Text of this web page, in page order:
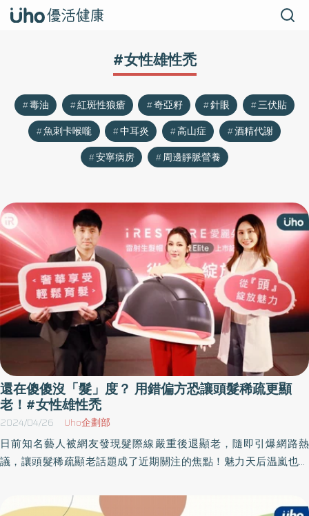
#女性雄性禿
毒油 紅斑性狼瘡 奇亞籽 針眼
三伏貼
魚刺卡喉嚨
中耳炎 高山症
酒精代謝
安寧病房
周邊靜脈營養
還在傻傻沒「髮」度？ 用錯偏方恐讓頭髮稀疏更顯
老！#女性雄性禿
2024/04/26 Uho企劃部
日前知名藝人被網友發現髮際線嚴重後退顯老，隨即引爆網路熱
議，讓頭髮稀疏顯老話題成了近期關注的焦點！魅力天后温嵐也分
吹、染、整燙頭髮，擔心秀髮受到傷害，每次照鏡子都特別留意